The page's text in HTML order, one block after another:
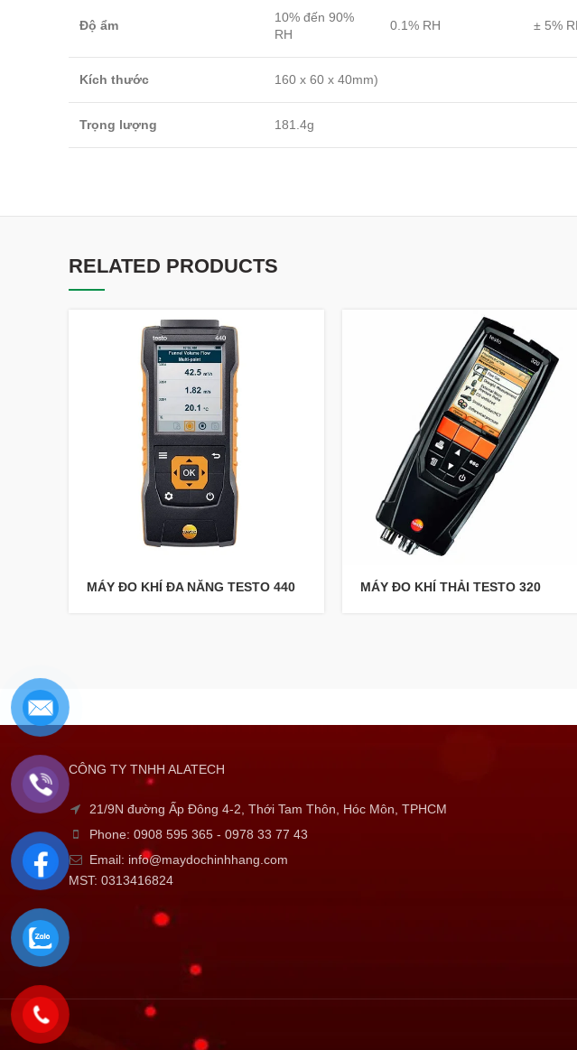
Độ ẩm
10% đến 90%
RH
0.1% RH ± 5%
Kích thước 160 x 60 x 40mm)
Trọng lượng 181.4g
RELATED PRODUCTS
MÁY ĐO KHÍ ĐA NĂNG TESTO 440 MÁY ĐO KHÍ THẢI TESTO 320
CÔNG TY TNHH ALATECH
21/9N đường Ấp Đông 4-2, Thới Tam Thôn, Hóc Môn, TPHCM
Phone: 0908 595 365 - 0978 33 77 43
Email: info@maydochinhhang.com
MST: 0313416824